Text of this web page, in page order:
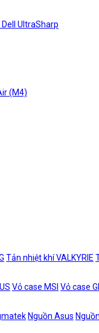
Dell UltraSharp
(M4)
Tản nhiệt khí VALKYRIE
Vỏ case MSI Vỏ case
Nguồn Asus